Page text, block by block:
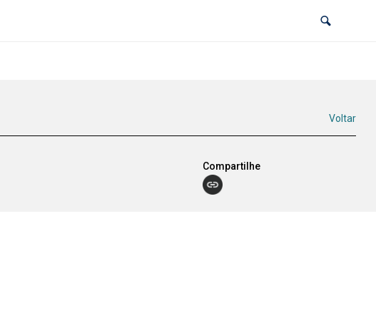
Voltar
Compartilhe